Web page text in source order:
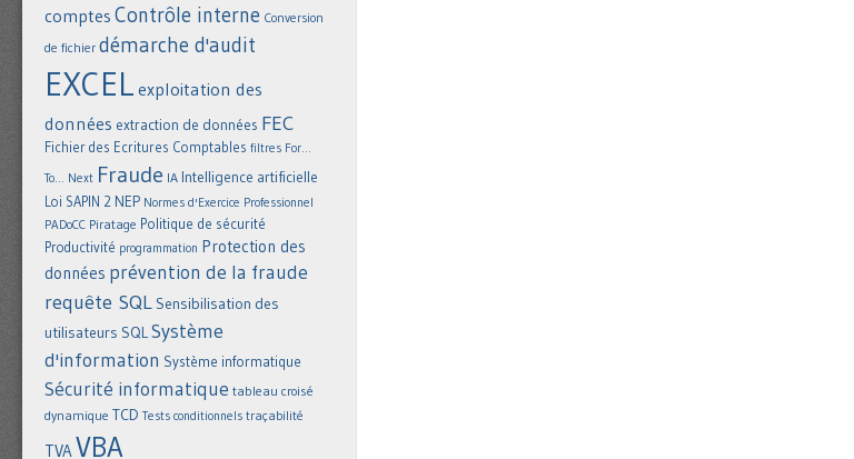
comptes Contrôle interne Conversion
de fichier démarche d'audit
EXCEL exploitation des
données extraction de données FEC
Fichier des Ecritures Comptables filtres For...
To... Next Fraude IA Intelligence artificielle
Loi SAPIN 2 NEP Normes d'Exercice Professionnel
PADoCC Piratage Politique de sécurité
Productivité programmation Protection des
données prévention de la fraude
requête SQL Sensibilisation des
utilisateurs SQLSystème
d'information Système informatique
Sécurité informatique tableau croisé
dynamique TCD Tests conditionnels traçabilité
TVAVBA